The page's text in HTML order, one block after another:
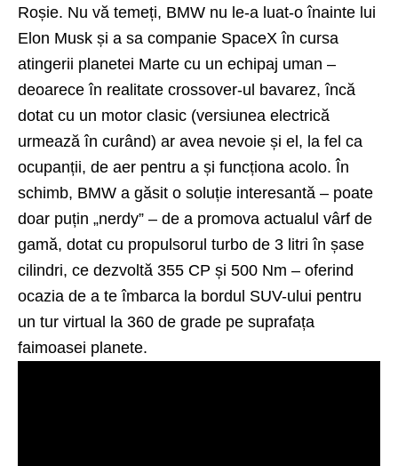
Roșie. Nu vă temeți, BMW nu le-a luat-o înainte lui
Elon Musk și a sa companie SpaceX în cursa
atingerii planetei Marte cu un echipaj uman –
deoarece în realitate crossover-ul bavarez, încă
dotat cu un motor clasic (versiunea electrică
urmează în curând) ar avea nevoie și el, la fel ca
ocupanții, de aer pentru a și funcționa acolo. În
schimb, BMW a găsit o soluție interesantă – poate
doar puțin „nerdy” – de a promova actualul vârf de
gamă, dotat cu propulsorul turbo de 3 litri în șase
cilindri, ce dezvoltă 355 CP și 500 Nm – oferind
ocazia de a te îmbarca la bordul SUV-ului pentru
un tur virtual la 360 de grade pe suprafața
faimoasei planete.